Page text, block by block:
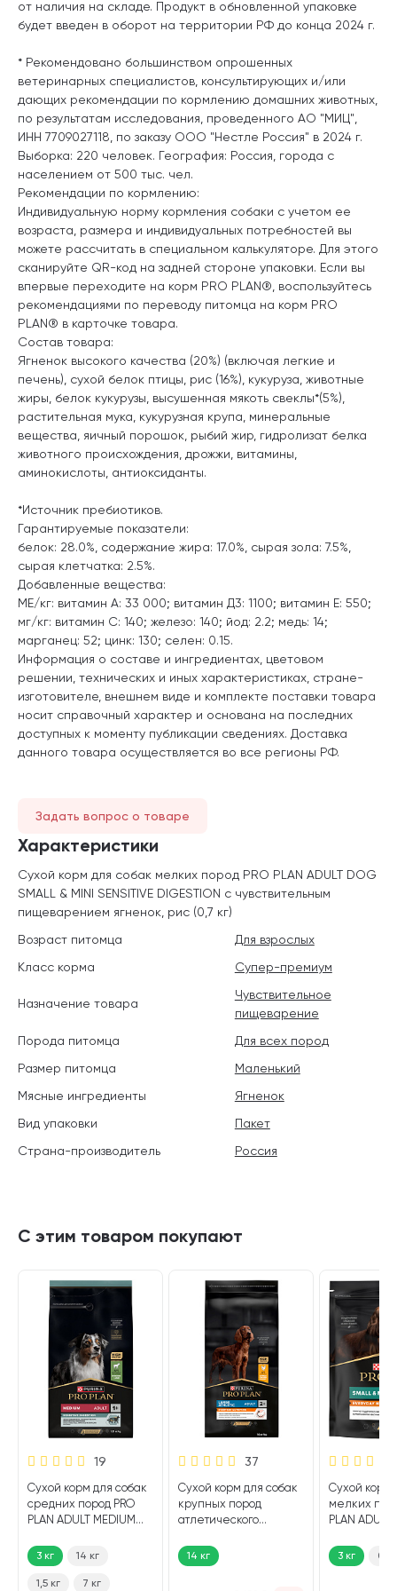
от наличия на складе. Продукт в обновленной упаковке
будет введен в оборот на территории РФ до конца 2024 г.
* Рекомендовано большинством опрошенных
ветеринарных специалистов, консультирующих и/или
дающих рекомендации по кормлению домашних животных,
по результатам исследования, проведенного АО "МИЦ",
ИНН 7709027118, по заказу ООО "Нестле Россия" в 2024 г.
Выборка: 220 человек. География: Россия, города с
населением от 500 тыс. чел.
Рекомендации по кормлению:
Индивидуальную норму кормления собаки с учетом ее
возраста, размера и индивидуальных потребностей вы
можете рассчитать в специальном калькуляторе. Для этого
сканируйте QR-код на задней стороне упаковки. Если вы
впервые переходите на корм PRO PLAN®, воспользуйтесь
рекомендациями по переводу питомца на корм PRO
PLAN® в карточке товара.
Состав товара:
Ягненок высокого качества (20%) (включая легкие и
печень), сухой белок птицы, рис (16%), кукуруза, животные
жиры, белок кукурузы, высушенная мякоть свеклы*(5%),
растительная мука, кукурузная крупа, минеральные
вещества, яичный порошок, рыбий жир, гидролизат белка
животного происхождения, дрожжи, витамины,
аминокислоты, антиоксиданты.
*Источник пребиотиков.
Гарантируемые показатели:
белок: 28.0%, содержание жира: 17.0%, сырая зола: 7.5%,
сырая клетчатка: 2.5%.
Добавленные вещества:
МЕ/кг: витамин А: 33 000; витамин Д3: 1100; витамин E: 550;
мг/кг: витамин C: 140; железо: 140; йод: 2.2; медь: 14;
марганец: 52; цинк: 130; селен: 0.15.
Информация о составе и ингредиентах, цветовом
решении, технических и иных характеристиках, стране-
изготовителе, внешнем виде и комплекте поставки товара
носит справочный характер и основана на последних
доступных к моменту публикации сведениях. Доставка
данного товара осуществляется во все регионы РФ.
Задать вопрос о товаре
Характеристики
Сухой корм для собак мелких пород PRO PLAN ADULT DOG
SMALL & MINI SENSITIVE DIGESTION с чувствительным
пищеварением ягненок, рис (0,7 кг)
Возраст питомца
Для взрослых
Класс корма
Супер-премиум
Назначение товара
Чувствительное
пищеварение
Порода питомца
Для всех пород
Размер питомца
Маленький
Мясные ингредиенты
Ягненок
Вид упаковки
Пакет
Страна-производитель
Россия
С этим товаром покупают
19
Сухой корм для собак
средних пород PRO
PLAN ADULT MEDIUM
чувствительным
пищеварением
ягненок, рис (3 кг)
3 кг 14 кг
1,5 кг 7 кг
37
Сухой корм для собак
крупных пород
атлетического
PLAN EVERYDAY
NUTRITION курица, рис
14 кг
Сухой корм
мелких
PLAN ADULT
NUTRITION
(3 кг)
3 кг 0,7